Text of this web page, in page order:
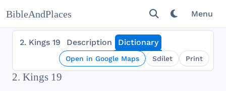
BibleAndPlaces Menu
2. Kings 19 Description Dictionary
Open in Google Maps Sdílet Print
2. Kings 19